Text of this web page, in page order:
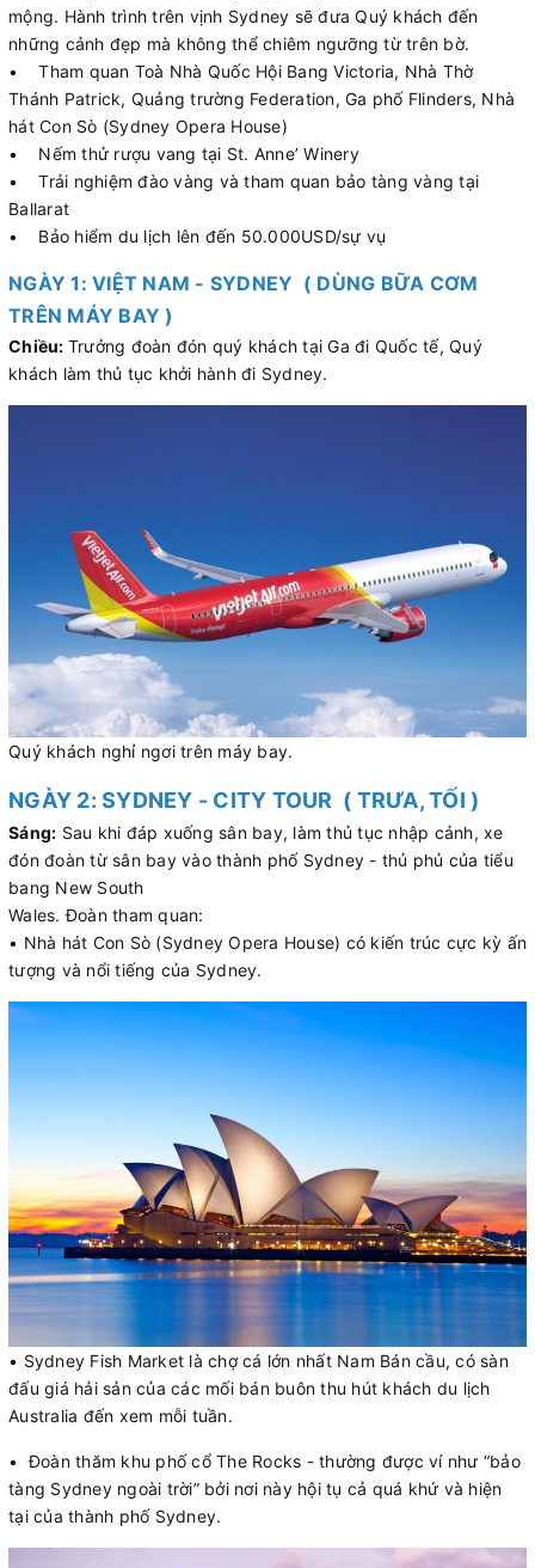
mộng. Hành trình trên vịnh Sydney sẽ đưa Quý khách đến
những cảnh đẹp mà không thể chiêm ngưỡng từ trên bờ.
• Tham quan Toà Nhà Quốc Hội Bang Victoria, Nhà Thờ
Thánh Patrick, Quảng trường Federation, Ga phố Flinders, Nhà
hát Con Sò (Sydney Opera House)
• Nếm thử rượu vang tại St. Anne’ Winery
• Trải nghiệm đào vàng và tham quan bảo tàng vàng tại
Ballarat
• Bảo hiểm du lịch lên đến 50.000USD/sự vụ
NGÀY 1: VIỆT NAM - SYDNEY ( DÙNG BỮA CƠM
TRÊN MÁY BAY )
Chiều: Trưởng đoàn đón quý khách tại Ga đi Quốc tế, Quý
khách làm thủ tục khởi hành đi Sydney.
Quý khách nghỉ ngơi trên máy bay.
NGÀY 2: SYDNEY - CITY TOUR ( TRƯA, TỐI )
Sáng: Sau khi đáp xuống sân bay, làm thủ tục nhập cảnh, xe
đón đoàn từ sân bay vào thành phố Sydney - thủ phủ của tiểu
bang New South
Wales. Đoàn tham quan:
• Nhà hát Con Sò (Sydney Opera House) có kiến trúc cực kỳ ấn
tượng và nổi tiếng của Sydney.
• Sydney Fish Market là chợ cá lớn nhất Nam Bán cầu, có sàn
đấu giá hải sản của các mối bán buôn thu hút khách du lịch
Australia đến xem mỗi tuần.
• Đoàn thăm khu phố cổ The Rocks - thường được ví như “bảo
tàng Sydney ngoài trời” bởi nơi này hội tụ cả quá khứ và hiện
tại của thành phố Sydney.